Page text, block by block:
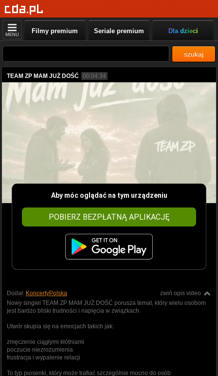
MENU Filmy premium Seriale premium Dla dzieci
szukaj
TEAM ZP MAM JUŻ DOŚĆ 00:04:34
Aby móc oglądać na tym urządzeniu
POBIERZ BEZPŁATNĄ APLIKACJĘ
zwiń opis video
Dodał: KoncertyPolska
Nowy singiel TEAM ZP MAM JUŻ DOŚĆ porusza temat, który wielu osobom
jest bardzo bliski trudności i napięcia w związkach.
Utwór skupia się na emocjach takich jak:
zmęczenie ciągłymi kłótniami
poczucie niezrozumienia
frustracja i wypalenie relacji
To typ piosenki, który może trafiać szczególnie mocno do osób